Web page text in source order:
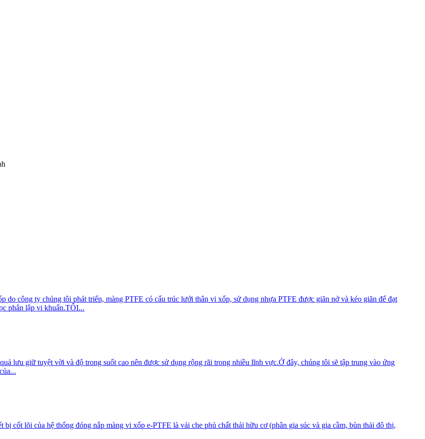
do công ty chúng tôi phát triển, màng PTFE có cấu trúc lưới thân vi xốp, sử dụng nhựa PTFE được giãn nở và kéo giãn để đạt
phân lập vi khuẩn.TÔI...
lưu giữ tuyệt vời và độ trong suốt cao nên được sử dụng rộng rãi trong nhiều lĩnh vực.Ở đây, chúng tôi sẽ tập trung vào ứng
cốt lõi của hệ thống đóng nắp màng vi xốp e-PTFE là vải che phủ chất thải hữu cơ (phân gia súc và gia cầm, bùn thải đô thị,